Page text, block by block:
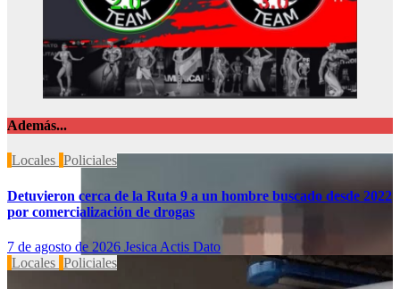
Además...
Locales Policiales
Detuvieron cerca de la Ruta 9 a un hombre buscado desde 2022
por comercialización de drogas
7 de agosto de 2026 Jesica Actis Dato
Locales Policiales